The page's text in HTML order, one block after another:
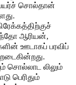
சொல்தான்
ஆரியன்,
ஊடாகப் பரவிப்
சொல்லாட லிலும்
பெரிதும்